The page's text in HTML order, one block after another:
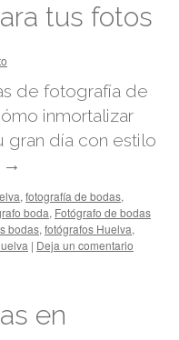
tus fotos
de fotografía de
inmortalizar
gran día con estilo
→
, fotografía de bodas,
boda, Fotógrafo de bodas
bodas, fotógrafos Huelva,
| Deja un comentario
en